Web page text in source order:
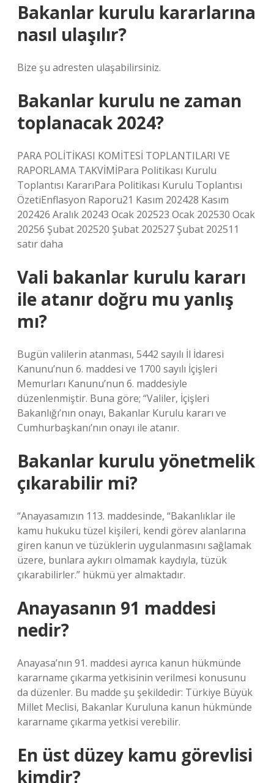
Bakanlar kurulu kararlarına
nasıl ulaşılır?
Bize şu adresten ulaşabilirsiniz.
Bakanlar kurulu ne zaman
toplanacak 2024?
PARA POLİTİKASI KOMİTESİ TOPLANTILARI VE
RAPORLAMA TAKVİMİPara Politikası Kurulu
Toplantısı KararıPara Politikası Kurulu Toplantısı
ÖzetiEnflasyon Raporu21 Kasım 202428 Kasım
202426 Aralık 20243 Ocak 202523 Ocak 202530 Ocak
20256 Şubat 202520 Şubat 202527 Şubat 202511
satır daha
Vali bakanlar kurulu kararı
ile atanır doğru mu yanlış
mı?
Bugün valilerin atanması, 5442 sayılı İl İdaresi
Kanunu’nun 6. maddesi ve 1700 sayılı İçişleri
Memurları Kanunu’nun 6. maddesiyle
düzenlenmiştir. Buna göre; “Valiler, İçişleri
Bakanlığı’nın onayı, Bakanlar Kurulu kararı ve
Cumhurbaşkanı’nın onayı ile atanır.
Bakanlar kurulu yönetmelik
çıkarabilir mi?
“Anayasamızın 113. maddesinde, “Bakanlıklar ile
kamu hukuku tüzel kişileri, kendi görev alanlarına
giren kanun ve tüzüklerin uygulanmasını sağlamak
üzere, bunlara aykırı olmamak kaydıyla, tüzük
çıkarabilirler.” hükmü yer almaktadır.
Anayasanın 91 maddesi
nedir?
Anayasa’nın 91. maddesi ayrıca kanun hükmünde
kararname çıkarma yetkisinin verilmesi konusunu
da düzenler. Bu madde şu şekildedir: Türkiye Büyük
Millet Meclisi, Bakanlar Kuruluna kanun hükmünde
kararname çıkarma yetkisi verebilir.
En üst düzey kamu görevlisi
kimdir?